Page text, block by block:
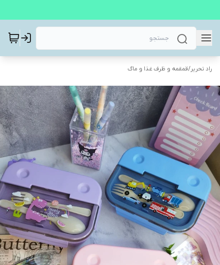
راد تحریر/قمقمه و ظرف غذا و ماگ